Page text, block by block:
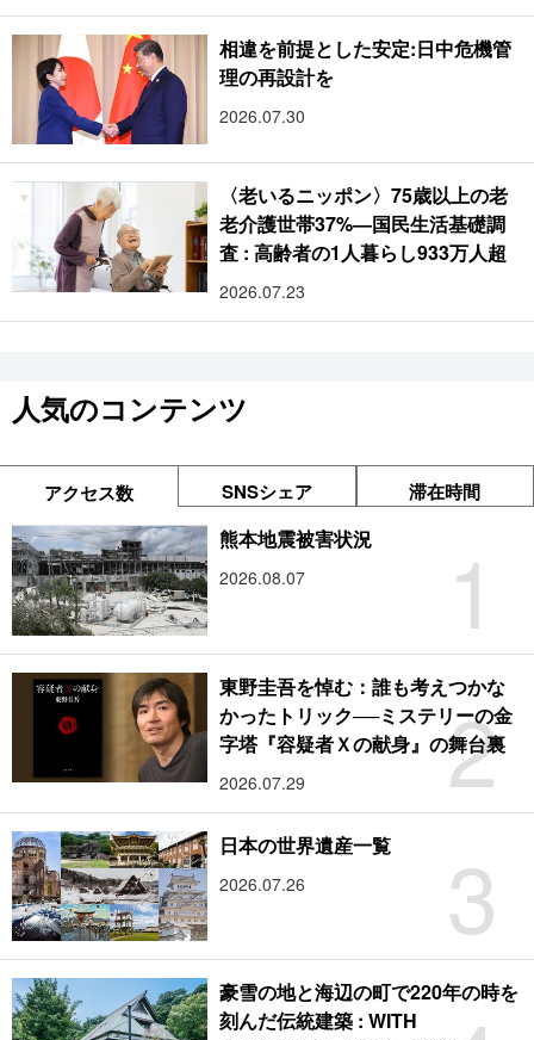
相違を前提とした安定:日中危機管
理の再設計を
2026.07.30
〈老いるニッポン〉75歳以上の老
老介護世帯37%―国民生活基礎調
査 : 高齢者の1人暮らし933万人超
2026.07.23
人気のコンテンツ
アクセス数 SNSシェア 滞在時間
1
熊本地震被害状況
2026.08.07
2
東野圭吾を悼む：誰も考えつかな
かったトリック──ミステリーの金
字塔『容疑者Ｘの献身』の舞台裏
2026.07.29
3
日本の世界遺産一覧
2026.07.26
豪雪の地と海辺の町で220年の時を
刻んだ伝統建築 : WITH